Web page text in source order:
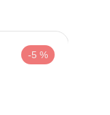
-5 %